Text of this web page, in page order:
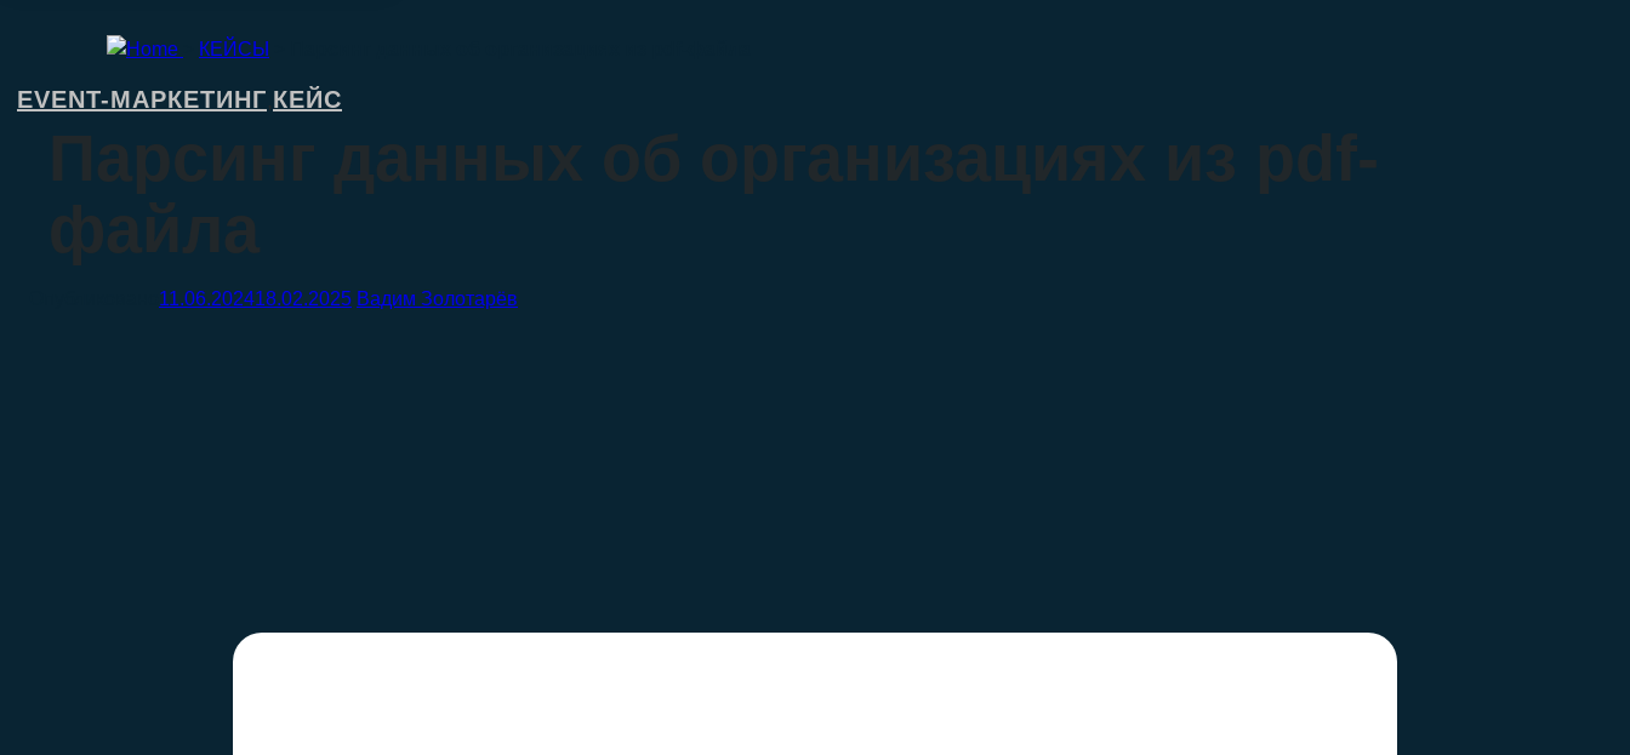
КЕЙСЫ
EVENT-МАРКЕТИНГ,КЕЙС
Парсинг данных об организациях из pdf-
файла
11.06.202418.02.2025 Вадим Золотарёв